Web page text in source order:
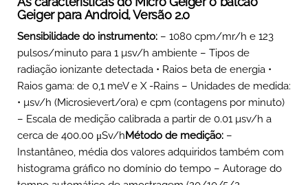
Geiger para Android, Versão 2.0
Sensibilidade do instrumento: – 1080 cpm/mr/h e 123
pulsos/minuto para 1 µsv/h ambiente – Tipos de
radiação ionizante detectada • Raios beta de energia •
Raios gama: de 0,1 meV e X -Rains – Unidades de medida:
• µsv/h (Microsievert/ora) e cpm (contagens por minuto)
– Escala de medição calibrada a partir de 0.01 µsv/h a
cerca de 400.00 μSv/hMétodo de medição: –
Instantâneo, média dos valores adquiridos também com
histograma gráfico no domínio do tempo – Autorage do